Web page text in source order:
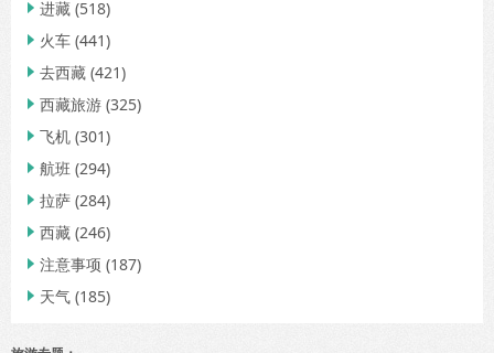
 进藏 (518)
 火车 (441)
 去西藏 (421)
 西藏旅游 (325)
 飞机 (301)
 航班 (294)
 拉萨 (284)
 西藏 (246)
 注意事项 (187)
 天气 (185)